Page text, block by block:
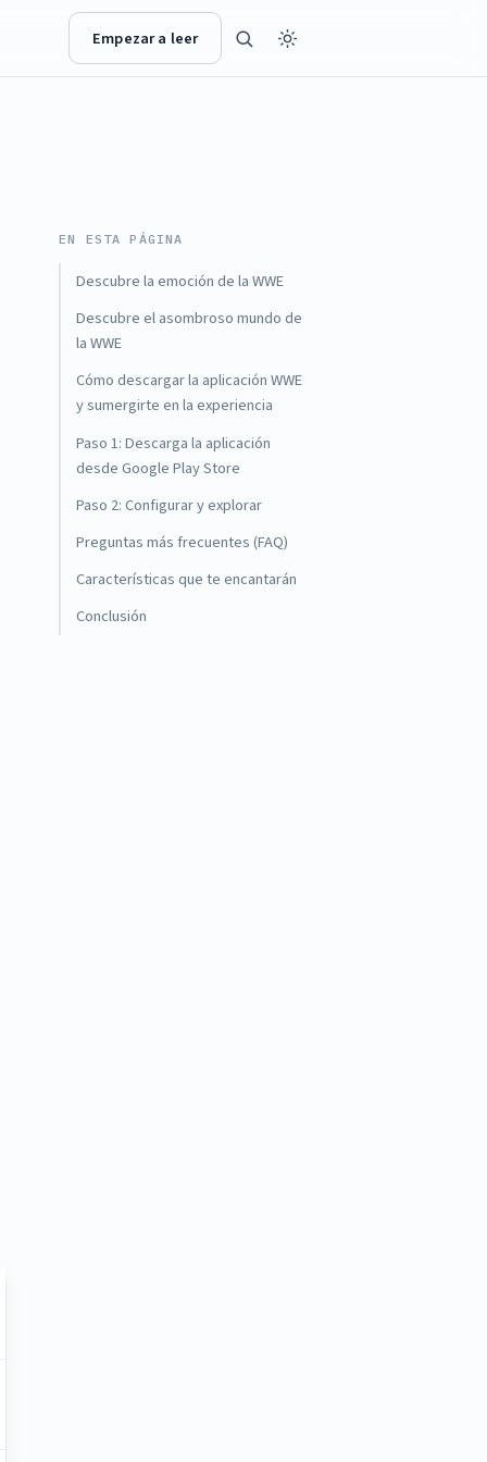
Empezar a leer
EN ESTA PÁGINA
Descubre la emoción de la WWE
Descubre el asombroso mundo de
la WWE
Cómo descargar la aplicación WWE
y sumergirte en la experiencia
Paso 1: Descarga la aplicación
desde Google Play Store
Paso 2: Configurar y explorar
Preguntas más frecuentes (FAQ)
Características que te encantarán
Conclusión